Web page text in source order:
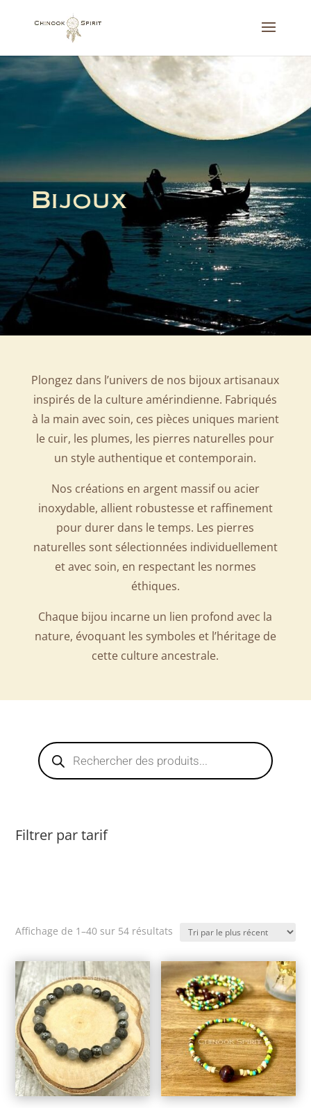
Bijoux
Plongez dans l’univers de nos bijoux artisanaux
inspirés de la culture amérindienne. Fabriqués
à la main avec soin, ces pièces uniques marient
le cuir, les plumes, les pierres naturelles pour
un style authentique et contemporain.
Nos créations en argent massif ou acier
inoxydable, allient robustesse et raffinement
pour durer dans le temps. Les pierres
naturelles sont sélectionnées individuellement
et avec soin, en respectant les normes
éthiques.
Chaque bijou incarne un lien profond avec la
nature, évoquant les symboles et l’héritage de
cette culture ancestrale.
Recherche
de
produits
Filtrer par tarif
Affichage de 1–40 sur 54 résultats Trié
plus
récent
au
plus
ancien